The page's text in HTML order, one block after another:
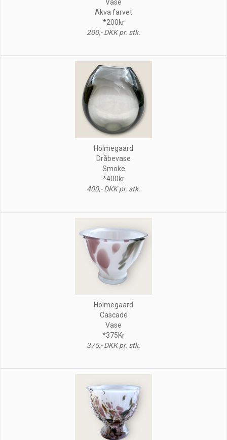
Vase
Akva farvet
*200kr
200,- DKK pr. stk.
Holmegaard
Dråbevase
Smoke
*400kr
400,- DKK pr. stk.
Holmegaard
Cascade
Vase
*375Kr
375,- DKK pr. stk.